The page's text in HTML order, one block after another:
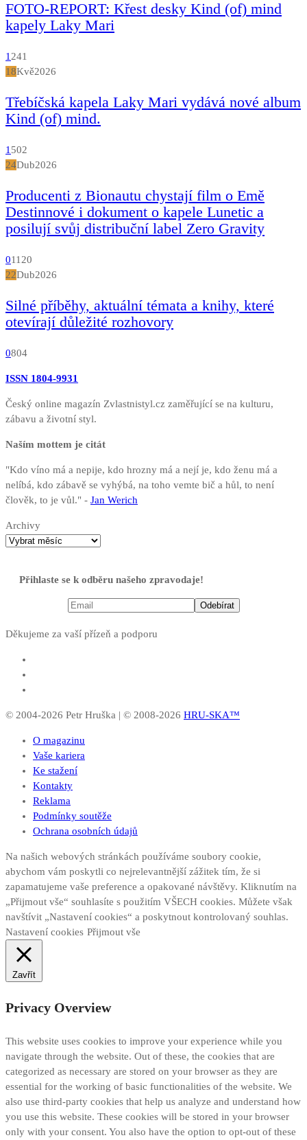
FOTO-REPORT: Křest desky Kind (of) mind
kapely Laky Mari
1 241
18Kvě2026
Třebíčská kapela Laky Mari vydává nové album
Kind (of) mind.
1 502
24Dub2026
Producenti z Bionautu chystají film o Emě
Destinnové i dokument o kapele Lunetic a
posilují svůj distribuční label Zero Gravity
01120
22Dub2026
Silné příběhy, aktuální témata a knihy, které
otevírají důležité rozhovory
0804
ISSN 1804-9931
Český online magazín Zvlastnistyl.cz zaměřující se na kulturu,
zábavu a životní styl.
Naším mottem je citát
"Kdo víno má a nepije, kdo hrozny má a nejí je, kdo ženu má a
nelíbá, kdo zábavě se vyhýbá, na toho vemte bič a hůl, to není
člověk, to je vůl." - Jan Werich
Archivy
Přihlaste se k odběru našeho zpravodaje!
Děkujeme za vaší přízeň a podporu
© 2004-2026 Petr Hruška | © 2008-2026 HRU-SKA™
O magazinu
Vaše kariera
Ke stažení
Kontakty
Reklama
Podmínky soutěže
Ochrana osobních údajů
Na našich webových stránkách používáme soubory cookie,
abychom vám poskytli co nejrelevantnější zážitek tím, že si
zapamatujeme vaše preference a opakované návštěvy. Kliknutím na
„Přijmout vše“ souhlasíte s použitím VŠECH cookies. Můžete však
navštívit „Nastavení cookies“ a poskytnout kontrolovaný souhlas.
Nastavení cookies Přijmout vše
Zavřít
Privacy Overview
This website uses cookies to improve your experience while you
navigate through the website. Out of these, the cookies that are
categorized as necessary are stored on your browser as they are
essential for the working of basic functionalities of the website. We
also use third-party cookies that help us analyze and understand how
you use this website. These cookies will be stored in your browser
only with your consent. You also have the option to opt-out of these